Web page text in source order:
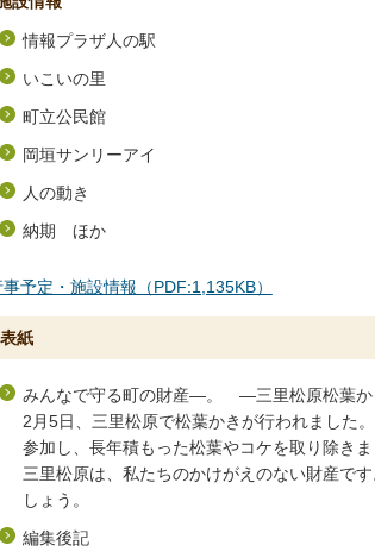
情報プラザ人の駅
いこいの里
町立公民館
岡垣サンリーアイ
人の動き
納期 ほか
予定・施設情報（PDF:1,135KB）
紙
みんなで守る町の財産―。 ―三里松原松葉
2月5日、三里松原で松葉かきが行われました
参加し、長年積もった松葉やコケを取り除きま
三里松原は、私たちのかけがえのない財産で
しょう。
編集後記